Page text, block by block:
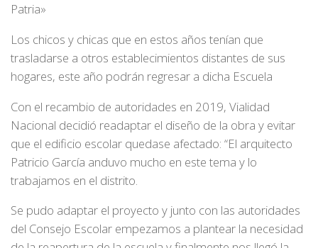
Patria»
Los chicos y chicas que en estos años tenían que
trasladarse a otros establecimientos distantes de sus
hogares, este año podrán regresar a dicha Escuela
Con el recambio de autoridades en 2019, Vialidad
Nacional decidió readaptar el diseño de la obra y evitar
que el edificio escolar quedase afectado: “El arquitecto
Patricio García anduvo mucho en este tema y lo
trabajamos en el distrito.
Se pudo adaptar el proyecto y junto con las autoridades
del Consejo Escolar empezamos a plantear la necesidad